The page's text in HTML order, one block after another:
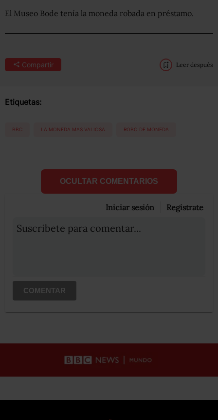
El Museo Bode tenía la moneda robada en préstamo.
Compartir Leer después
Etiquetas:
BBC LA MONEDA MAS VALIOSA ROBO DE MONEDA
OCULTAR COMENTARIOS
Iniciar sesión Registrate
Suscribete para comentar...
COMENTAR